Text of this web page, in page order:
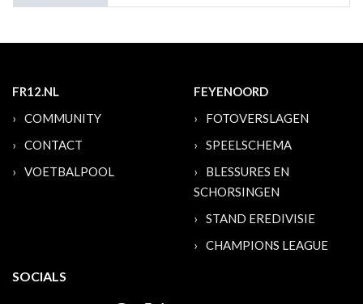
FR12.NL
COMMUNITY
CONTACT
VOETBALPOOL
FEYENOORD
FOTOVERSLAGEN
SPEELSCHEMA
BLESSURES EN
SCHORSINGEN
STAND EREDIVISIE
CHAMPIONS LEAGUE
SOCIALS